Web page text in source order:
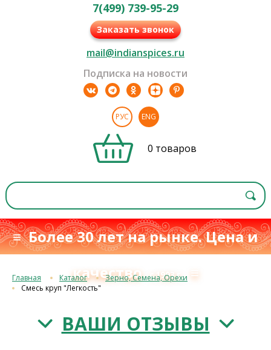
7(499) 739-95-29
Заказать звонок
mail@indianspices.ru
Подписка на новости
РУС ENG
0 товаров
≡ Более 30 лет на рынке. Цена и
качествос 1993 г.≡
Главная Каталог
Зерно, Семена, Орехи
Смесь круп "Легкость"
ВАШИ ОТЗЫВЫ